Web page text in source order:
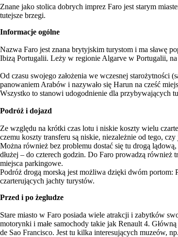
Znane jako stolica dobrych imprez Faro jest starym
tutejsze brzegi.
Informacje ogólne
Nazwa Faro jest znana brytyjskim turystom i ma sławę
Ibizą Portugalii. Leży w regionie Algarve w Portugalii,
Od czasu swojego założenia we wczesnej starożytności
panowaniem Arabów i nazywało się Harun na cześć
Wszystko to stanowi udogodnienie dla przybywających
Podróż i dojazd
Ze względu na krótki czas lotu i niskie koszty wielu
czemu koszty transferu są niskie, niezależnie od tego,
Można również bez problemu dostać się tu drogą
dłużej – do czterech godzin. Do Faro prowadzą również
miejsca parkingowe.
Podróż drogą morską jest możliwa dzięki dwóm portom:
czarterujących jachty turystów.
Przed i po żegludze
Stare miasto w Faro posiada wiele atrakcji i zabytków
motorynki i małe samochody takie jak Renault 4.
de Sao Francisco. Jest tu kilka interesujących muzeów,